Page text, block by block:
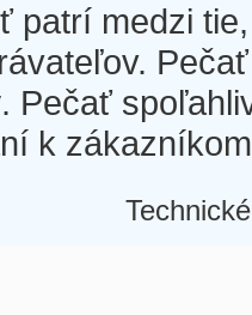
patrí medzi
. Pečať
k